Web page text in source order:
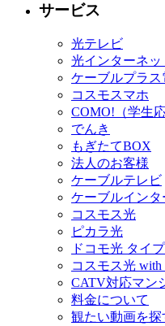
サービス
光テレビ
光インターネッ
ケーブルプラス
コスモスマホ
COMO!（学生
でんき
もぎたてBOX
法人のお客様
ケーブルテレビ
ケーブルインタ
コスモス光
ピカラ光
ドコモ光 タイ
コスモス光 with
CATV対応マン
料金について
観たい動画を探